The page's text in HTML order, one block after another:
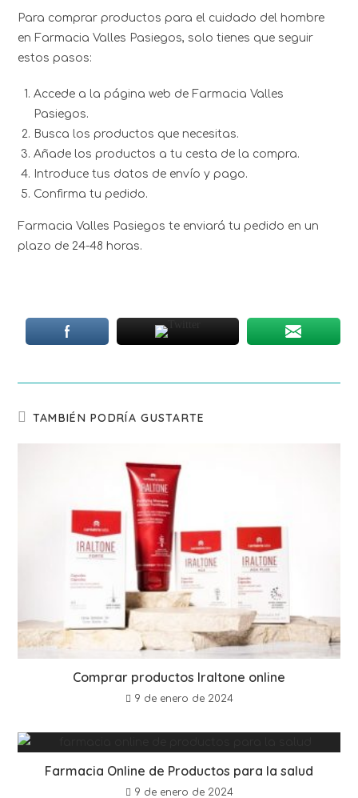
Para comprar productos para el cuidado del hombre
en Farmacia Valles Pasiegos, solo tienes que seguir
estos pasos:
Accede a la página web de Farmacia Valles
Pasiegos.
Busca los productos que necesitas.
Añade los productos a tu cesta de la compra.
Introduce tus datos de envío y pago.
Confirma tu pedido.
Farmacia Valles Pasiegos te enviará tu pedido en un
plazo de 24-48 horas.
TAMBIÉN PODRÍA GUSTARTE
Comprar productos Iraltone online
9 de enero de 2024
Farmacia Online de Productos para la salud
9 de enero de 2024